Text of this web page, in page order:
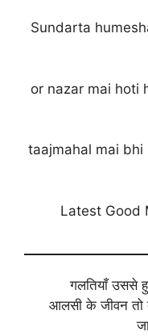
Sundarta
or nazar mai hoti
taajmahal mai bhi
Latest Good
गलतियाँ उससे
आलसी के जीवन तो